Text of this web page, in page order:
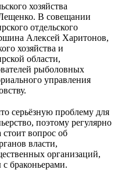
хозяйства
В совещании
отдельского
Алексей Харитонов,
хозяйства и
области,
рыболовных
управления
серьёзную проблему для
поэтому регулярно
стоит вопрос об
власти,
организаций,
браконьерами.